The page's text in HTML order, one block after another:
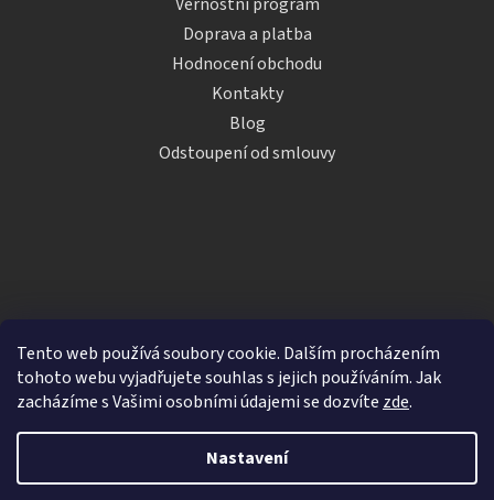
Tento web používá soubory cookie. Dalším procházením
tohoto webu vyjadřujete souhlas s jejich používáním. Jak
zacházíme s Vašimi osobními údajemi se dozvíte zde.
Nastavení
Doprava a platba
Hodnocení obchodu
Kontakty
Blog
Odstoupení od smlouvy
Vytvořil Shoptet
iDRINKS.cz. Všechna práva vyhrazena.